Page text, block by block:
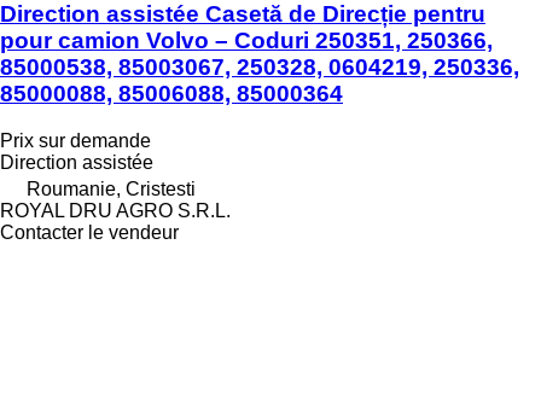
Direction assistée Casetă de Direcție pentru
pour camion Volvo – Coduri 250351, 250366,
85000538, 85003067, 250328, 0604219, 250336,
85000088, 85006088, 85000364
Prix sur demande
Direction assistée
Roumanie, Cristesti
ROYAL DRU AGRO S.R.L.
Contacter le vendeur